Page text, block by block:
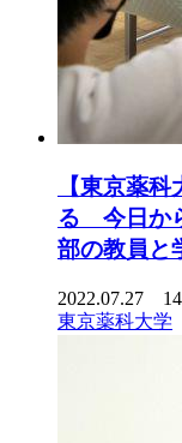
【東京薬
る 今日か
部の教員と
2022.07.27
東京薬科大学